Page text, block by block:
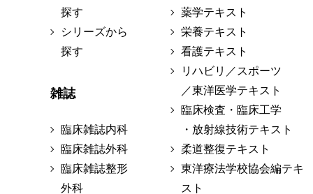
探す
シリーズから
探す
雑誌
臨床雑誌内科
臨床雑誌外科
臨床雑誌整形
外科
薬学テキスト
栄養テキスト
看護テキスト
リハビリ／スポーツ
／東洋医学テキスト
臨床検査・臨床工学
・放射線技術テキスト
柔道整復テキスト
東洋療法学校協会編テキ
スト